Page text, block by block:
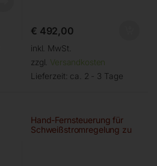
€ 492,00
inkl. MwSt.
zzgl. Versandkosten
Lieferzeit: ca. 2 - 3 Tage
Hand-Fernsteuerung für
Schweißstromregelung zu